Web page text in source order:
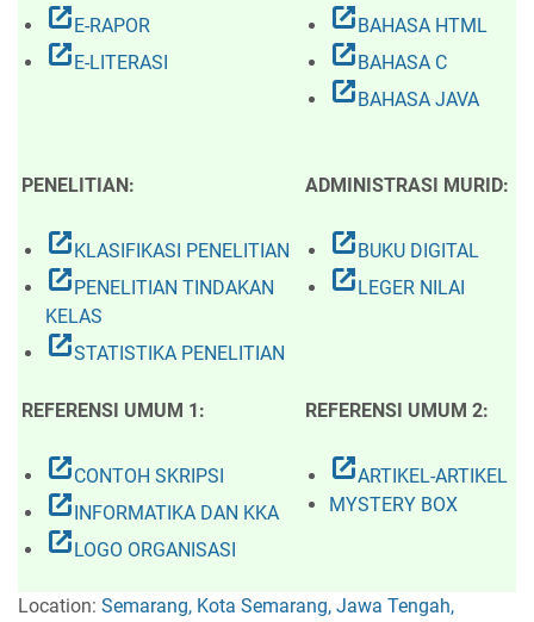
open_in_new E-RAPOR
open_in_new E-LITERASI
open_in_new BAHASA HTML
open_in_new BAHASA C
open_in_new BAHASA JAVA
PENELITIAN: ADMINISTRASI MURID:
open_in_new KLASIFIKASI PENELITIAN
open_in_new PENELITIAN TINDAKAN
KELAS
open_in_newSTATISTIKA PENELITIAN
open_in_new BUKU DIGITAL
open_in_new LEGER NILAI
REFERENSI UMUM 1: REFERENSI UMUM 2:
open_in_newCONTOH SKRIPSI
open_in_new INFORMATIKA DAN KKA
open_in_new LOGO ORGANISASI
open_in_newARTIKEL-ARTIKEL
MYSTERY BOX
Location: Semarang, Kota Semarang, Jawa Tengah,